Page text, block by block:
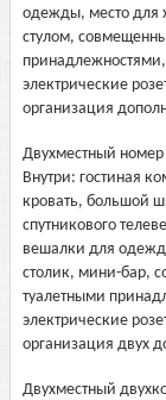
одежды, место для
стулом,
электрические
организация
Двухместный номер
Внутри: гостиная
кровать, большой
спутникового
вешалки для
столик, мини-бар,
туалетными
электрические
организация двух
Двухместный